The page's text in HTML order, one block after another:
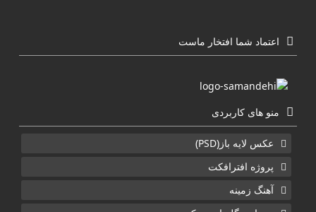
اعتماد شما افتخار ماست
منو های کاربردی
عکس لایه باز(PSD)
پروژه افترافکت
آهنگ زمینه